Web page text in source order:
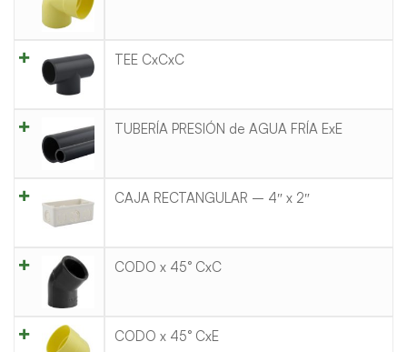
TEE CxCxC
TUBERÍA PRESIÓN de AGUA FRÍA ExE
CAJA RECTANGULAR – 4″ x 2″
CODO x 45° CxC
CODO x 45° CxE